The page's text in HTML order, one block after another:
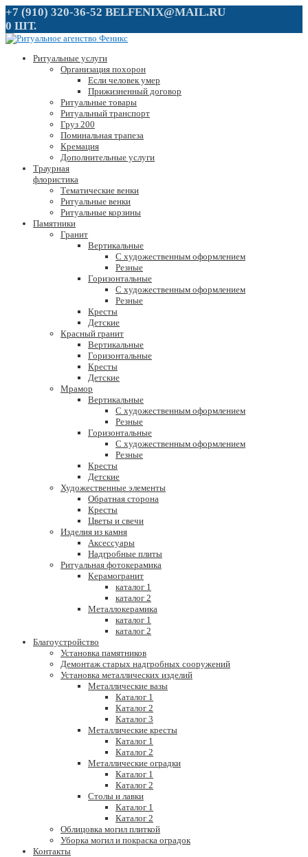
+7 (910) 320-36-52 BELFENIX@MAIL.RU
0 ШТ.
Ритуальные услуги
Организация похорон
Если человек умер
Прижизненный договор
Ритуальные товары
Ритуальный транспорт
Груз 200
Поминальная трапеза
Кремация
Дополнительные услуги
Траурная
флористика
Тематические венки
Ритуальные венки
Ритуальные корзины
Памятники
Гранит
Вертикальные
С художественным оформлением
Резные
Горизонтальные
С художественным оформлением
Резные
Кресты
Детские
Красный гранит
Вертикальные
Горизонтальные
Кресты
Детские
Мрамор
Вертикальные
С художественным оформлением
Резные
Горизонтальные
С художественным оформлением
Резные
Кресты
Детские
Художественные элементы
Обратная сторона
Кресты
Цветы и свечи
Изделия из камня
Аксессуары
Надгробные плиты
Ритуальная фотокерамика
Керамогранит
каталог 1
каталог 2
Металлокерамика
каталог 1
каталог 2
Благоустройство
Установка памятников
Демонтаж старых надгробных сооружений
Установка металлических изделий
Металлические вазы
Каталог 1
Каталог 2
Каталог 3
Металлические кресты
Каталог 1
Каталог 2
Металлические оградки
Каталог 1
Каталог 2
Столы и лавки
Каталог 1
Каталог 2
Облицовка могил плиткой
Уборка могил и покраска оградок
Контакты